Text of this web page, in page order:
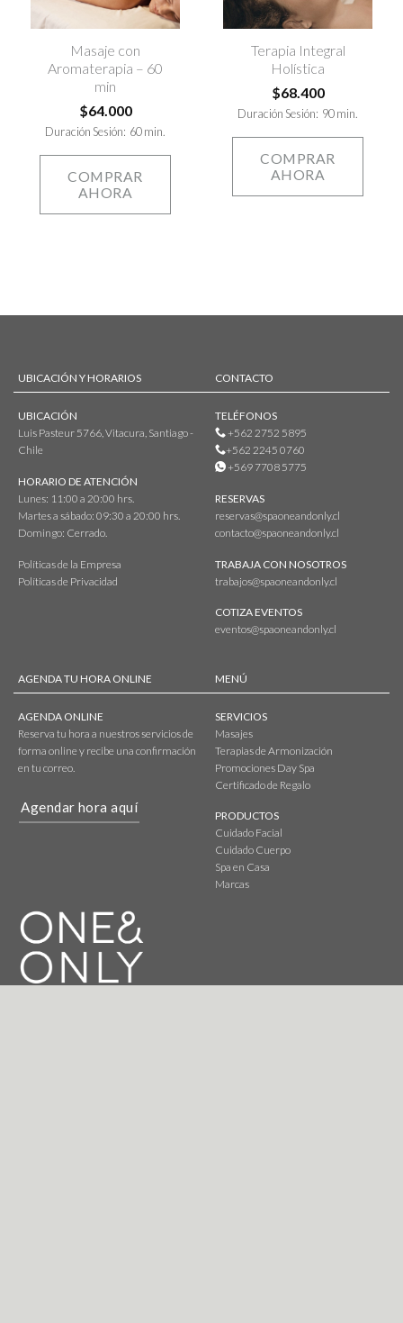
Masaje con
Aromaterapia – 60
min
$64.000
Duración Sesión: 60 min.
COMPRAR
AHORA
Terapia Integral
Holística
$68.400
Duración Sesión: 90 min.
COMPRAR
AHORA
UBICACIÓN Y HORARIOS
UBICACIÓN
Luis Pasteur 5766, Vitacura, Santiago -
Chile
HORARIO DE ATENCIÓN
Lunes: 11:00 a 20:00 hrs.
Martes a sábado: 09:30 a 20:00 hrs.
Domingo: Cerrado.
Políticas de la Empresa
Políticas de Privacidad
CONTACTO
TELÉFONOS
+562 2752 5895
+562 2245 0760
+569 7708 5775
RESERVAS
reservas@spaoneandonly.cl
contacto@spaoneandonly.cl
TRABAJA CON NOSOTROS
trabajos@spaoneandonly.cl
COTIZA EVENTOS
eventos@spaoneandonly.cl
AGENDA TU HORA ONLINE
AGENDA ONLINE
Reserva tu hora a nuestros servicios de
forma online y recibe una confirmación
en tu correo.
Agendar hora aquí
MENÚ
SERVICIOS
Masajes
Terapias de Armonización
Promociones Day Spa
Certificado de Regalo
PRODUCTOS
Cuidado Facial
Cuidado Cuerpo
Spa en Casa
Marcas